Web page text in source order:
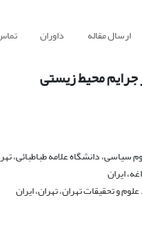
ارسال مقاله داوران
محیط زیستی
دانشگاه علامه طباطبائی،
ایران
و تحقیقات تهران، تهران، ایران